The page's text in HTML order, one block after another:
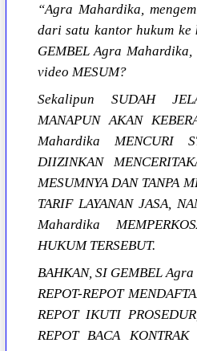
“Agra Mahardika,
dari satu kantor hukum
GEMBEL Agra
video MESUM?
Sekalipun SUDAH
MANAPUN AKAN
Mahardika MENCURI
DIIZINKAN
MESUMNYA DAN TANPA
TARIF LAYANAN JASA,
Mahardika
HUKUM TERSEBUT.
BAHKAN, SI GEMBEL
REPOT-REPOT
REPOT IKUTI
REPOT BACA